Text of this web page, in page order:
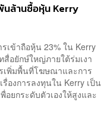
นล้านซื้อหุ้น Kerry
ข้าถือหุ้น 23% ใน Kerry
อยักษ์ใหญ่ภายใต้ร่มเงา
เพิ่มพื้นที่โฆษณาและการ
องการลงทุนใน Kerry เป็น
ยกระดับตัวเองให้สูงและ